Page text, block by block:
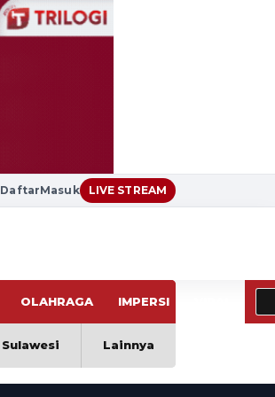
DaftarMasuk LIVE STREAM
OLAHRAGA IMPERSI
Sulawesi Lainnya